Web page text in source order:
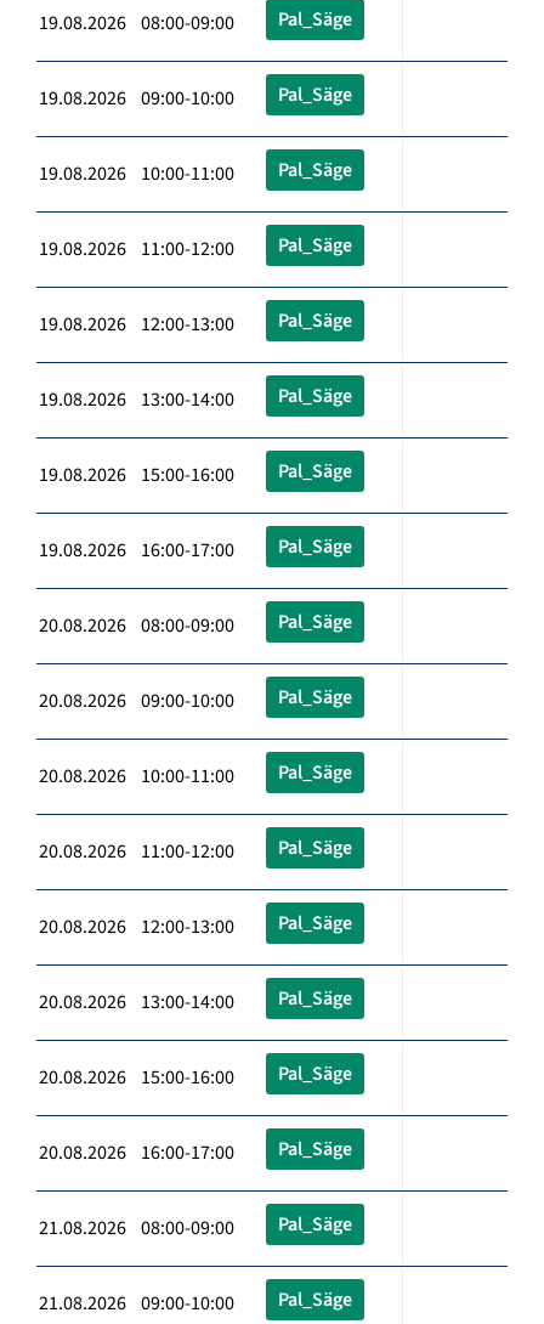
19.08.2026 08:00-09:00 Pal_Säge
19.08.2026 09:00-10:00 Pal_Säge
19.08.2026 10:00-11:00 Pal_Säge
19.08.2026 11:00-12:00 Pal_Säge
19.08.2026 12:00-13:00 Pal_Säge
19.08.2026 13:00-14:00 Pal_Säge
19.08.2026 15:00-16:00 Pal_Säge
19.08.2026 16:00-17:00 Pal_Säge
20.08.2026 08:00-09:00 Pal_Säge
20.08.2026 09:00-10:00 Pal_Säge
20.08.2026 10:00-11:00 Pal_Säge
20.08.2026 11:00-12:00 Pal_Säge
20.08.2026 12:00-13:00 Pal_Säge
20.08.2026 13:00-14:00 Pal_Säge
20.08.2026 15:00-16:00 Pal_Säge
20.08.2026 16:00-17:00 Pal_Säge
21.08.2026 08:00-09:00 Pal_Säge
21.08.2026 09:00-10:00 Pal_Säge